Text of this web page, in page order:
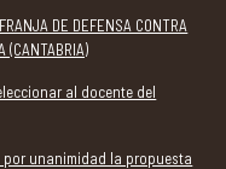
DE DEFENSA CONTRA
(CANTABRIA)
al docente del
por unanimidad la propuesta